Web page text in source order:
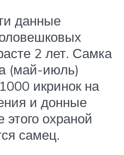
данные
2 лет. Самка
(май-июль)
икринок на
и донные
охраной
самец.